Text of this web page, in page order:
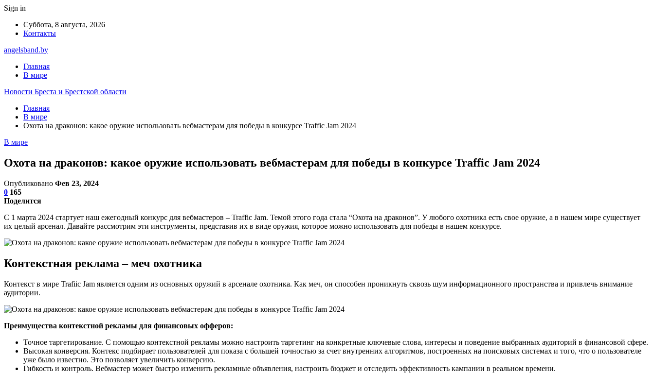
Sign in
Суббота, 8 августа, 2026
Контакты
angelsband.by
Главная
В мире
Новости Бреста и Брестской области
Главная
В мире
Охота на драконов: какое оружие использовать вебмастерам для победы в конкурсе Traffic Jam 2024
В мире
Охота на драконов: какое оружие использовать вебмастерам для победы в конкурсе Traffic Jam 2024
Опубликовано Фев 23, 2024
0 165
Поделится
С 1 марта 2024 стартует наш ежегодный конкурс для вебмастеров – Traffic Jam. Темой этого года стала “Охота на драконов”. У любого охотника есть свое оружие, а в нашем мире существует
их целый арсенал. Давайте рассмотрим эти инструменты, представив их в виде оружия, которое можно использовать для победы в нашем конкурсе.
Контекстная реклама – меч охотника
Контекст в мире Trafiic Jam является одним из основных оружий в арсенале охотника. Как меч, он способен проникнуть сквозь шум информационного пространства и привлечь внимание
аудитории.
Преимущества контекстной рекламы для финансовых офферов:
Точное таргетирование. С помощью контекстной рекламы можно настроить таргетинг на конкретные ключевые слова, интересы и поведение выбранных аудиторий в финансовой сфере.
Высокая конверсия. Контекс подбирает пользователей для показа с большей точностью за счет внутренних алгоритмов, построенных на поисковых системах и того, что о пользователе
уже было известно. Это позволяет увеличить конверсию.
Гибкость и контроль. Вебмастер может быстро изменить рекламные объявления, настроить бюджет и отследить эффективность кампании в реальном времени.